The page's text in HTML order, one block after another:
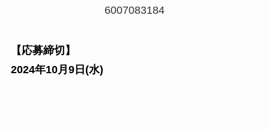
6007083184
【応募締切】
2024年10月 9日 (水)